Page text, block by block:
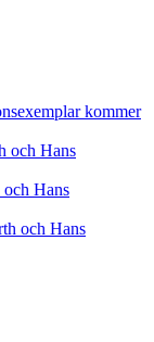
kommer
och Hans
Hans
och Hans